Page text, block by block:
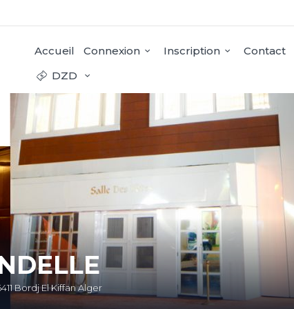
Accueil Connexion Inscription Contact
DZD
Bordj El Kiffan Alger